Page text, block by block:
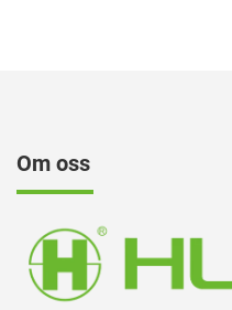
Om oss